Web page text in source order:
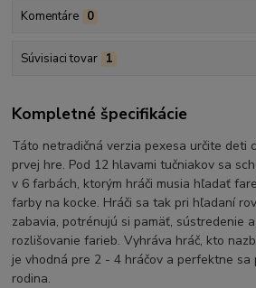
Komentáre 0
Súvisiaci tovar 1
Kompletné špecifikácie
Táto netradičná verzia pexesa určite deti
prvej hre. Pod 12 hlavami tučniakov sa
v 6 farbách, ktorým hráči musia hľadať
farby na kocke. Hráči sa tak pri hľadaní
zabavia, potrénujú si pamäť, sústredenie
rozlišovanie farieb. Vyhráva hráč, kto
je vhodná pre 2 - 4 hráčov a perfektne sa
rodina.